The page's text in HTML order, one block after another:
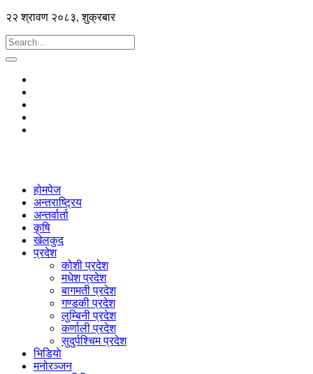
२२ श्रावण २०८३, शुक्रबार
होमपेज
अन्तराष्ट्रिय
अन्तर्वार्ता
कृषि
खेलकुद
प्रदेश
कोशी प्रदेश
मधेश प्रदेश
बागमती प्रदेश
गण्डकी प्रदेश
लुम्बिनी प्रदेश
कर्णाली प्रदेश
सुदुर्पश्चिम प्रदेश
भिडियाे
मनोरञ्जन